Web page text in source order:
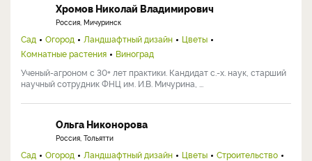
Хромов Николай Владимирович
Россия, Мичуринск
Сад Огород Ландшафтный дизайн
Цветы
Комнатные растения
Виноград
Ученый-агроном с 30+ лет практики. Кандидат с.-х. наук, старший
научный сотрудник ФНЦ им. И.В. Мичурина, ...
Ольга Никонорова
Россия, Тольятти
Сад Огород Ландшафтный дизайн Цветы
Строительство